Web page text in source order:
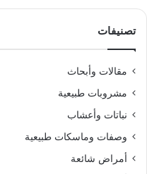
تصنيفات
مقالات وأبحاث
مشروبات طبيعية
نباتات وأعشاب
وصفات وماسكات طبيعية
أمراض شائعة